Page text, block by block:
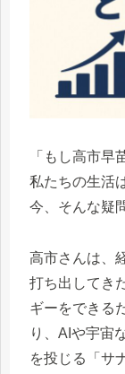
「もし高市早
私たちの生活
今、そんな疑
高市さんは、
打ち出してき
ギーをできる
り、AIや宇宙
を投じる「サ